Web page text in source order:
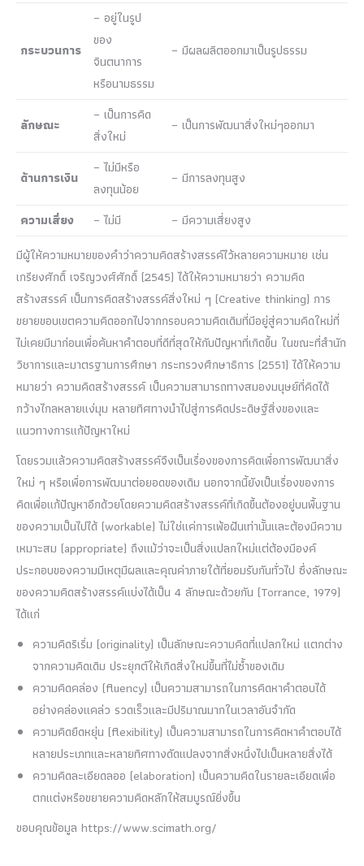
กระบวนการ
– อยู่ในรูป
ของ
จินตนาการ
หรือนามธรรม
– มีผลผลิตออกมาเป็นรูปธรรม
ลักษณะ
– เป็นการคิด
สิ่งใหม่
– เป็นการพัฒนาสิ่งใหม่ๆออกมา
ด้านการเงิน
– ไม่มีหรือ
ลงทุนน้อย
– มีการลงทุนสูง
ความเสี่ยง – ไม่มี
– มีความเสี่ยงสูง
มีผู้ให้ความหมายของคำว่าความคิดสร้างสรรค์ไว้หลายความหมาย เช่น
เกรียงศักดิ์ เจริญวงศ์ศักดิ์ (2545) ได้ให้ความหมายว่า ความคิด
สร้างสรรค์ เป็นการคิดสร้างสรรค์สิ่งใหม่ ๆ (Creative thinking) การ
ขยายขอบเขตความคิดออกไปจากกรอบความคิดเดิมที่มีอยู่สู่ความคิดใหม่ที่
ไม่เคยมีมาก่อนเพื่อค้นหาคำตอบที่ดีที่สุดให้กับปัญหาที่เกิดขึ้น ในขณะที่สำนัก
วิชาการและมาตรฐานการศึกษา กระทรวงศึกษาธิการ (2551) ได้ให้ความ
หมายว่า ความคิดสร้างสรรค์ เป็นความสามารถทางสมองมนุษย์ที่คิดได้
กว้างไกลหลายแง่มุม หลายทิศทางนำไปสู่การคิดประดิษฐ์สิ่งของและ
แนวทางการแก้ปัญหาใหม่
โดยรวมแล้วความคิดสร้างสรรค์จึงเป็นเรื่องของการคิดเพื่อการพัฒนาสิ่ง
ใหม่ ๆ หรือเพื่อการพัฒนาต่อยอดของเดิม นอกจากนี้ยังเป็นเรื่องของการ
คิดเพื่อแก้ปัญหาอีกด้วยโดยความคิดสร้างสรรค์ที่เกิดขึ้นต้องอยู่บนพื้นฐาน
ของความเป็นไปได้ (workable) ไม่ใช่แค่การเพ้อฝันเท่านั้นและต้องมีความ
เหมาะสม (appropriate) ถึงแม้ว่าจะเป็นสิ่งแปลกใหม่แต่ต้องมีองค์
ประกอบของความมีเหตุมีผลและคุณค่าภายใต้ที่ยอมรับกันทั่วไป ซึ่งลักษณะ
ของความคิดสร้างสรรค์แบ่งได้เป็น 4 ลักษณะด้วยกัน (Torrance, 1979)
ได้แก่
ความคิดริเริ่ม (originality) เป็นลักษณะความคิดที่แปลกใหม่ แตกต่าง
จากความคิดเดิม ประยุกต์ให้เกิดสิ่งใหม่ขึ้นที่ไม่ซ้ำของเดิม
ความคิดคล่อง (fluency) เป็นความสามารถในการคิดหาคำตอบได้
อย่างคล่องแคล่ว รวดเร็วและมีปริมาณมากในเวลาอันจำกัด
ความคิดยืดหยุ่น (flexibility) เป็นความสามารถในการคิดหาคำตอบได้
หลายประเภทและหลายทิศทางดัดแปลงจากสิ่งหนึ่งไปเป็นหลายสิ่งได้
ความคิดละเอียดลออ (elaboration) เป็นความคิดในรายละเอียดเพื่อ
ตกแต่งหรือขยายความคิดหลักให้สมบูรณ์ยิ่งขึ้น
ขอบคุณข้อมูล https://www.scimath.org/